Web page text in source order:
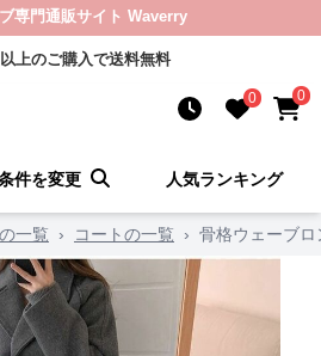
専門通販サイト Waverry
上のご購入で送料無料
0 0
件を変更 人気ランキング
一覧 › コートの一覧 › 骨格ウェーブ